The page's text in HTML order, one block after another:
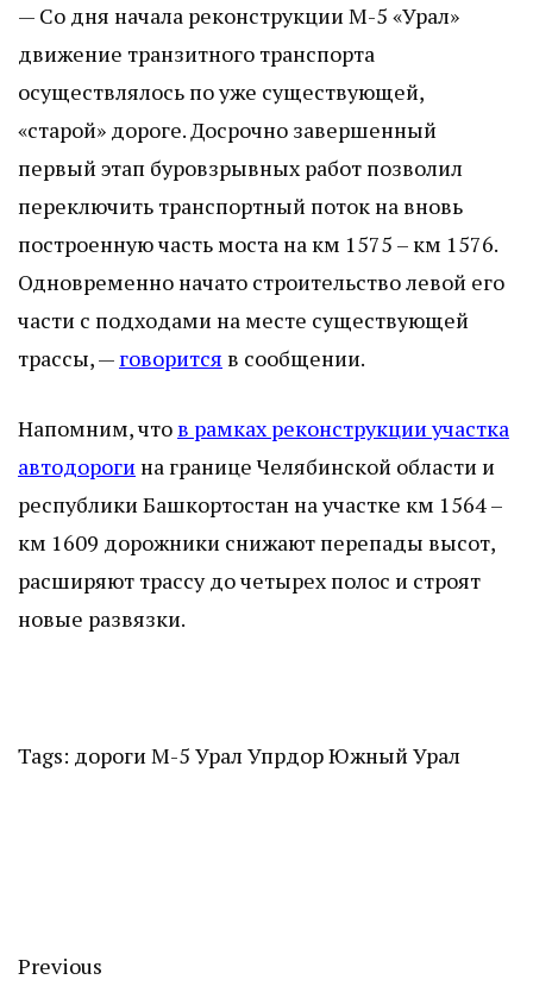
— Со дня начала реконструкции М-5 «Урал»
движение транзитного транспорта
осуществлялось по уже существующей,
«старой» дороге. Досрочно завершенный
первый этап буровзрывных работ позволил
переключить транспортный поток на вновь
построенную часть моста на км 1575 – км 1576.
Одновременно начато строительство левой его
части с подходами на месте существующей
трассы, — говорится в сообщении.
Напомним, чтов рамках реконструкции участка
автодорогина границе Челябинской области и
республики Башкортостан на участке км 1564 –
км 1609 дорожники снижают перепады высот,
расширяют трассу до четырех полос и строят
новые развязки.
Tags: дороги М-5 Урал Упрдор Южный Урал
Previous